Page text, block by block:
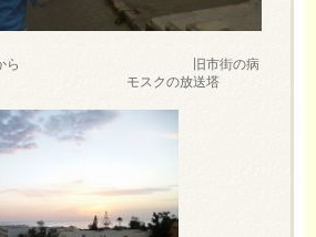
ク外側から 旧市街の病
クの放送塔